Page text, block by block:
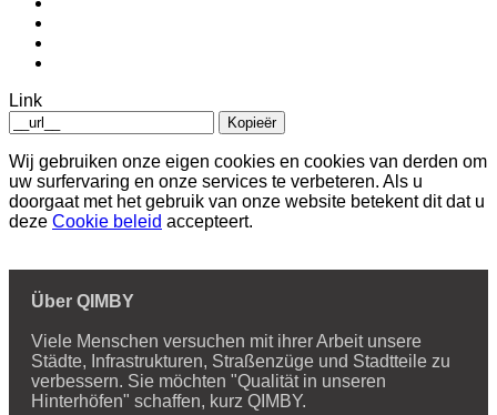
Link
Kopieër
Wij gebruiken onze eigen cookies en cookies van derden om
uw surfervaring en onze services te verbeteren. Als u
doorgaat met het gebruik van onze website betekent dit dat u
deze Cookie beleid accepteert.
Über QIMBY
Viele Menschen versuchen mit ihrer Arbeit unsere
Städte, Infrastrukturen, Straßenzüge und Stadtteile zu
verbessern. Sie möchten "Qualität in unseren
Hinterhöfen" schaffen, kurz QIMBY.